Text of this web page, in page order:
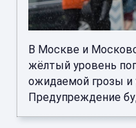
В Москве и
жёлтый уровень
ожидаемой грозы и
Предупреждение